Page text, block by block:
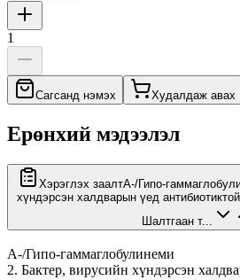
1
Сагсанд нэмэх Худалдаж авах
Ерөнхий мэдээлэл
Хэрэглэх заалтА-/Гипо-
хүндэрсэн халдварын үед
Шалтгаан т...
А-/Гипо-гаммаглобулинеми
2. Бактер, вирусийн хүндэрсэн